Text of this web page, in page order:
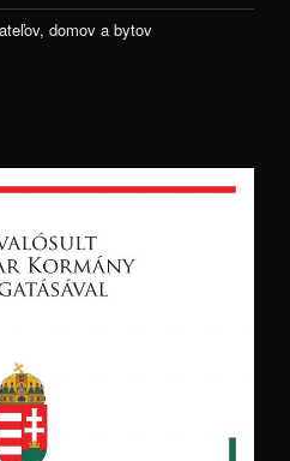
domov a bytov